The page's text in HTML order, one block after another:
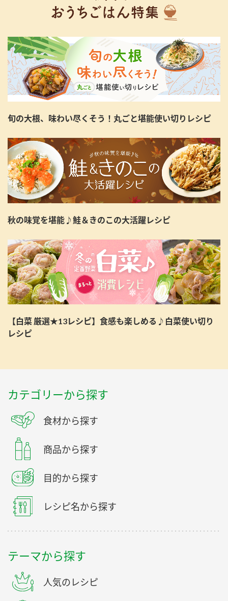
旬の大根、味わい尽くそう！丸ごと堪能使い切りレシピ
秋の味覚を堪能♪鮭＆きのこの大活躍レシピ
【白菜 厳選★13レシピ】食感も楽しめる♪白菜使い切り
レシピ
カテゴリーから探す
食材から探す
商品から探す
目的から探す
レシピ名から探す
テーマから探す
人気のレシピ